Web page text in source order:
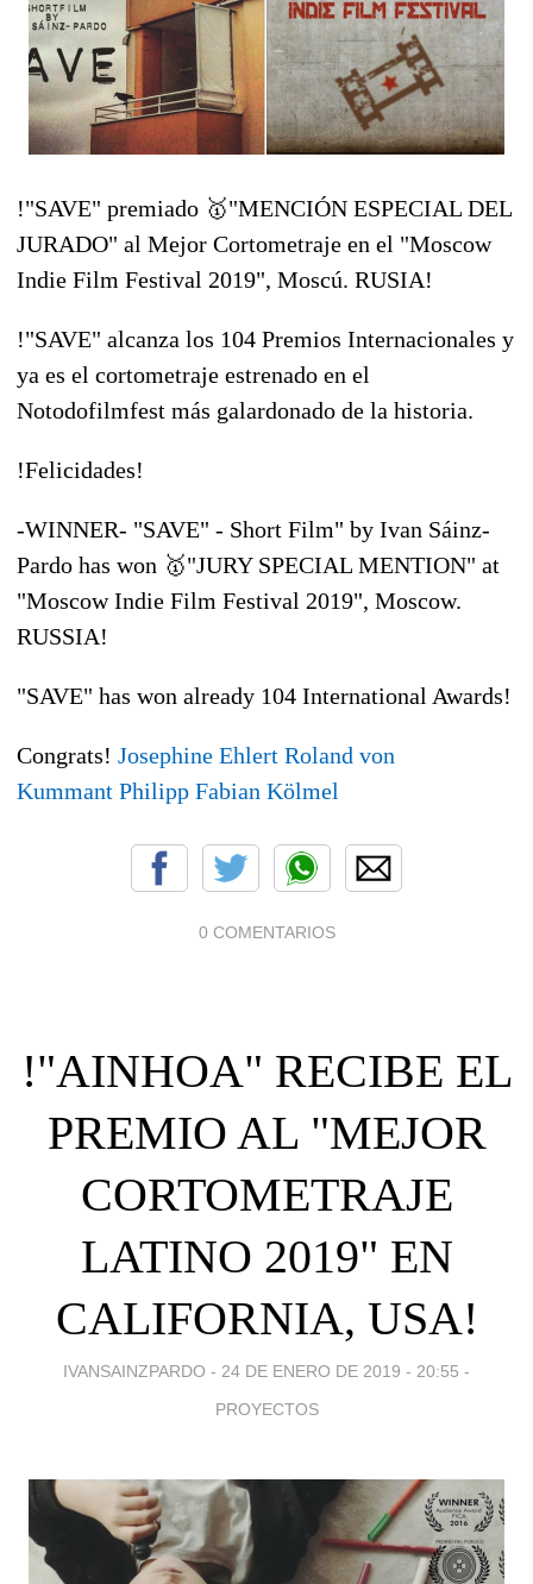
!"SAVE" premiado 🥇"MENCIÓN ESPECIAL DEL
JURADO" al Mejor Cortometraje en el "Moscow
Indie Film Festival 2019", Moscú. RUSIA!
!"SAVE" alcanza los 104 Premios Internacionales y
ya es el cortometraje estrenado en el
Notodofilmfest más galardonado de la historia.
!Felicidades!
-WINNER- "SAVE" - Short Film" by Ivan Sáinz-
Pardo has won 🥇"JURY SPECIAL MENTION" at
"Moscow Indie Film Festival 2019", Moscow.
RUSSIA!
"SAVE" has won already 104 International Awards!
Congrats! Josephine Ehlert Roland von
Kummant Philipp Fabian Kölmel
0 COMENTARIOS
!"AINHOA" RECIBE EL
PREMIO AL "MEJOR
CORTOMETRAJE
LATINO 2019" EN
CALIFORNIA, USA!
IVANSAINZPARDO - 24 DE ENERO DE 2019 - 20:55 -
PROYECTOS